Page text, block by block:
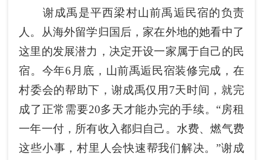
谢成禹是平西梁村山前禹逅民宿的负责
人。从海外留学归国后，家在外地的她看中了
这里的发展潜力，决定开设一家属于自己的民
宿。今年6月底，山前禹逅民宿装修完成，在
村委会的帮助下，谢成禹仅用7天时间，就完
成了正常需要20多天才能办完的手续。“房租
一年一付，所有收入都归自己。水费、燃气费
这些小事，村里人会快速帮我们解决。”谢成